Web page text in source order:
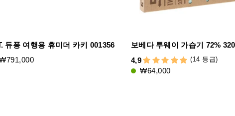
듀퐁 여행용 휴미더 카키 001356
보베다 투웨이 가습기 72%
4,9
(14 등급)
₩64,000